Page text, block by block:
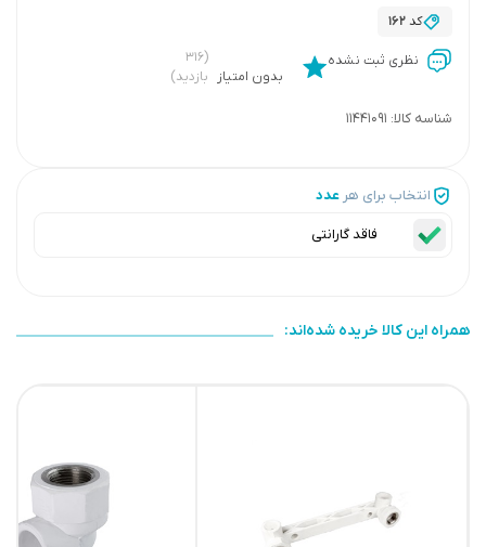
کد162
نظری ثبت نشده
بدون امتیاز
(۳۱۶
بازدید)
شناسه کالا: 11441091
انتخاب برای هر عدد
فاقد گارانتی
همراه این کالا خریده شده‌اند: